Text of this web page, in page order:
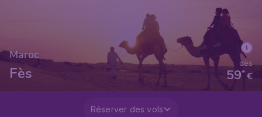
Maroc
Fès €
59*
dès
Réserver des vols